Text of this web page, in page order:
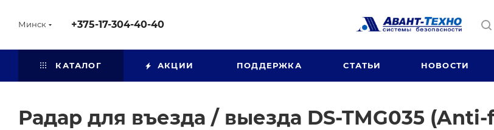
Минск +375-17-304-40-40
КАТАЛОГ АКЦИИ ПОДДЕРЖКА СТАТЬИ НОВОСТИ
Радар для въезда / выезда DS-TMG035